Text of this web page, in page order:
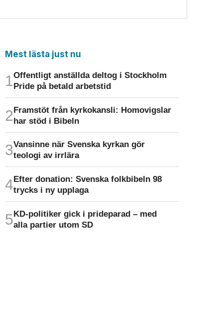
Mest lästa just nu
Offentligt anställda deltog i Stockholm
Pride på betald arbetstid
Framstöt från kyrkokansli: Homo­vigslar
har stöd i Bibeln
Vansinne när Svenska kyrkan gör
teologi av irrlära
Efter donation: Svenska folkbibeln 98
trycks i ny upplaga
KD-politiker gick i prideparad – med
alla partier utom SD